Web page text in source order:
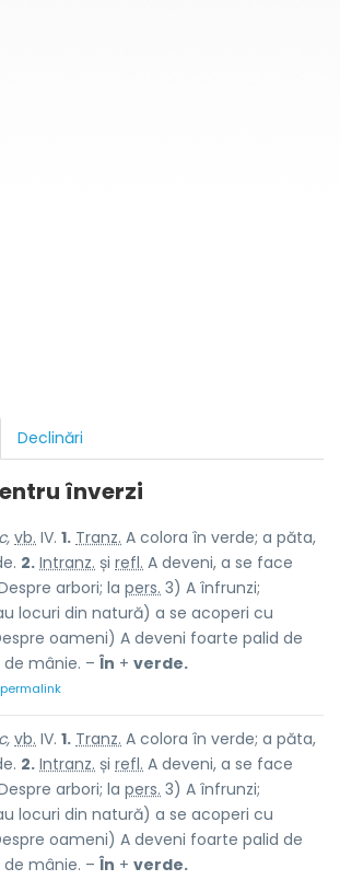
Declinări
înverzi
vb. IV. 1. Tranz. A colora în verde; a păta,
2. Intranz. și refl. A deveni, a se face
arbori; la pers. 3) A înfrunzi;
locuri din natură) a se acoperi cu
oameni) A deveni foarte palid de
mânie. – În + verde.
permalink
vb. IV. 1. Tranz. A colora în verde; a păta,
2. Intranz. și refl. A deveni, a se face
arbori; la pers. 3) A înfrunzi;
locuri din natură) a se acoperi cu
oameni) A deveni foarte palid de
mânie. – În + verde.